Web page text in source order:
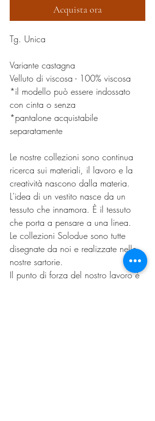
Acquista ora
Tg. Unica
Variante castagna
Velluto di viscosa - 100% viscosa
*il modello può essere indossato
con cinta o senza
*pantalone acquistabile
separatamente
Le nostre collezioni sono continua
ricerca sui materiali, il lavoro e la
creatività nascono dalla materia.
L'idea di un vestito nasce da un
tessuto che innamora. È il tessuto
che porta a pensare a una linea.
Le collezioni Solodue sono tutte
disegnate da noi e realizzate nelle
nostre sartorie.
Il punto di forza del nostro lavoro è